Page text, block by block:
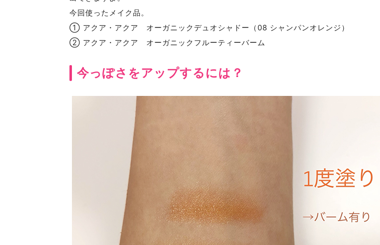
今回使ったメイク品。
① アクア・アクア オーガニックデュオシャドー（08 シャンパンオレンジ）
② アクア・アクア オーガニックフルーティーバーム
今っぽさをアップするには？